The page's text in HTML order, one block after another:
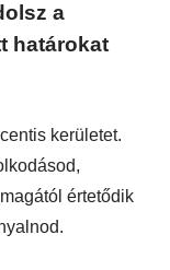
a
határokat
kerületet.
értetődik